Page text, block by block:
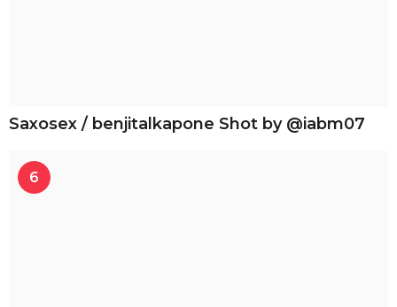
Saxosex / benjitalkapone Shot by @iabm07
6